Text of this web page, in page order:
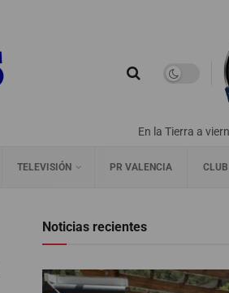
En la Tierra a
TELEVISIÓN PR VALENCIA CLUB
Noticias recientes